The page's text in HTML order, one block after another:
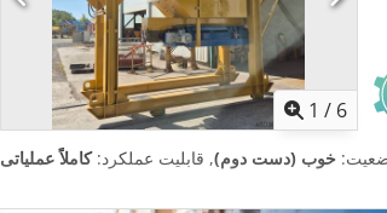
1 / 6
خوب (دست دوم), قابلیت عملکرد:کاملاً عملیاتی